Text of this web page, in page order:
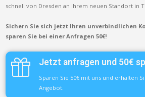
schnell von Dresden an Ihrem neuen Standort in
Sichern Sie sich jetzt Ihren unverbindlichen
sparen Sie bei einer Anfragen 50€!
Jetzt anfragen und 50€
Sparen Sie 50€ mit uns und erhalten
Angebot.